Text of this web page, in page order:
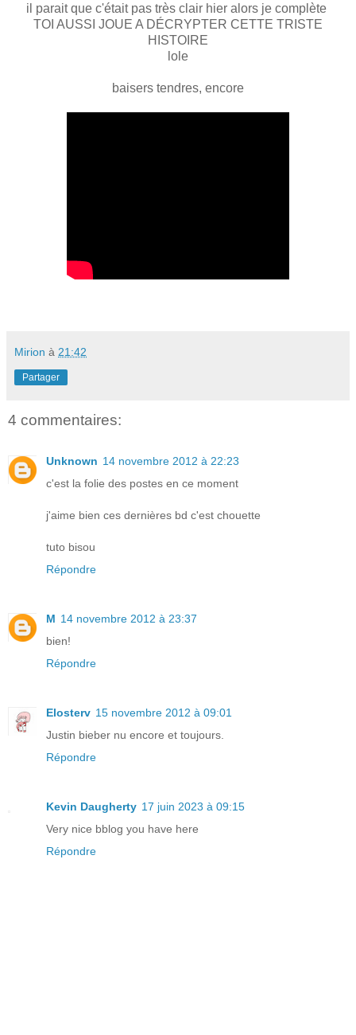
il parait que c'était pas très clair hier alors je complète
TOI AUSSI JOUE A DÉCRYPTER CETTE TRISTE
HISTOIRE
lole
baisers tendres, encore
Mirion à 21:42
Partager
4 commentaires:
Unknown 14 novembre 2012 à 22:23
c'est la folie des postes en ce moment
j'aime bien ces dernières bd c'est chouette
tuto bisou
Répondre
M 14 novembre 2012 à 23:37
bien!
Répondre
Elosterv 15 novembre 2012 à 09:01
Justin bieber nu encore et toujours.
Répondre
Kevin Daugherty 17 juin 2023 à 09:15
Very nice bblog you have here
Répondre